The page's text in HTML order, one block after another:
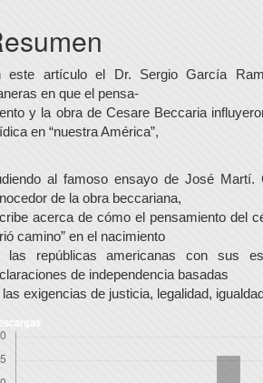
este artículo el Dr. Sergio García
en que el pensa-
y la obra de Cesare Beccaria
en “nuestra América”,
al famoso ensayo de José Martí.
de la obra beccariana,
acerca de cómo el pensamiento del
camino” en el nacimiento
las repúblicas americanas con sus
de independencia basadas
las exigencias de justicia, legalidad,